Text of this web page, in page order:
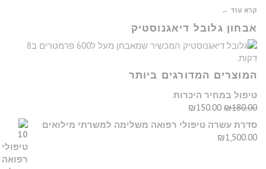
קרא עוד ←
אבחון גלובל דיאגנוסטיק
המוצרים המדורגים ביותר
טיפול במחיר היכרות
₪180.00
₪150.00
סדרת עשרה טיפולי רפואה משלימה למשרתי מילואים
₪1,500.00